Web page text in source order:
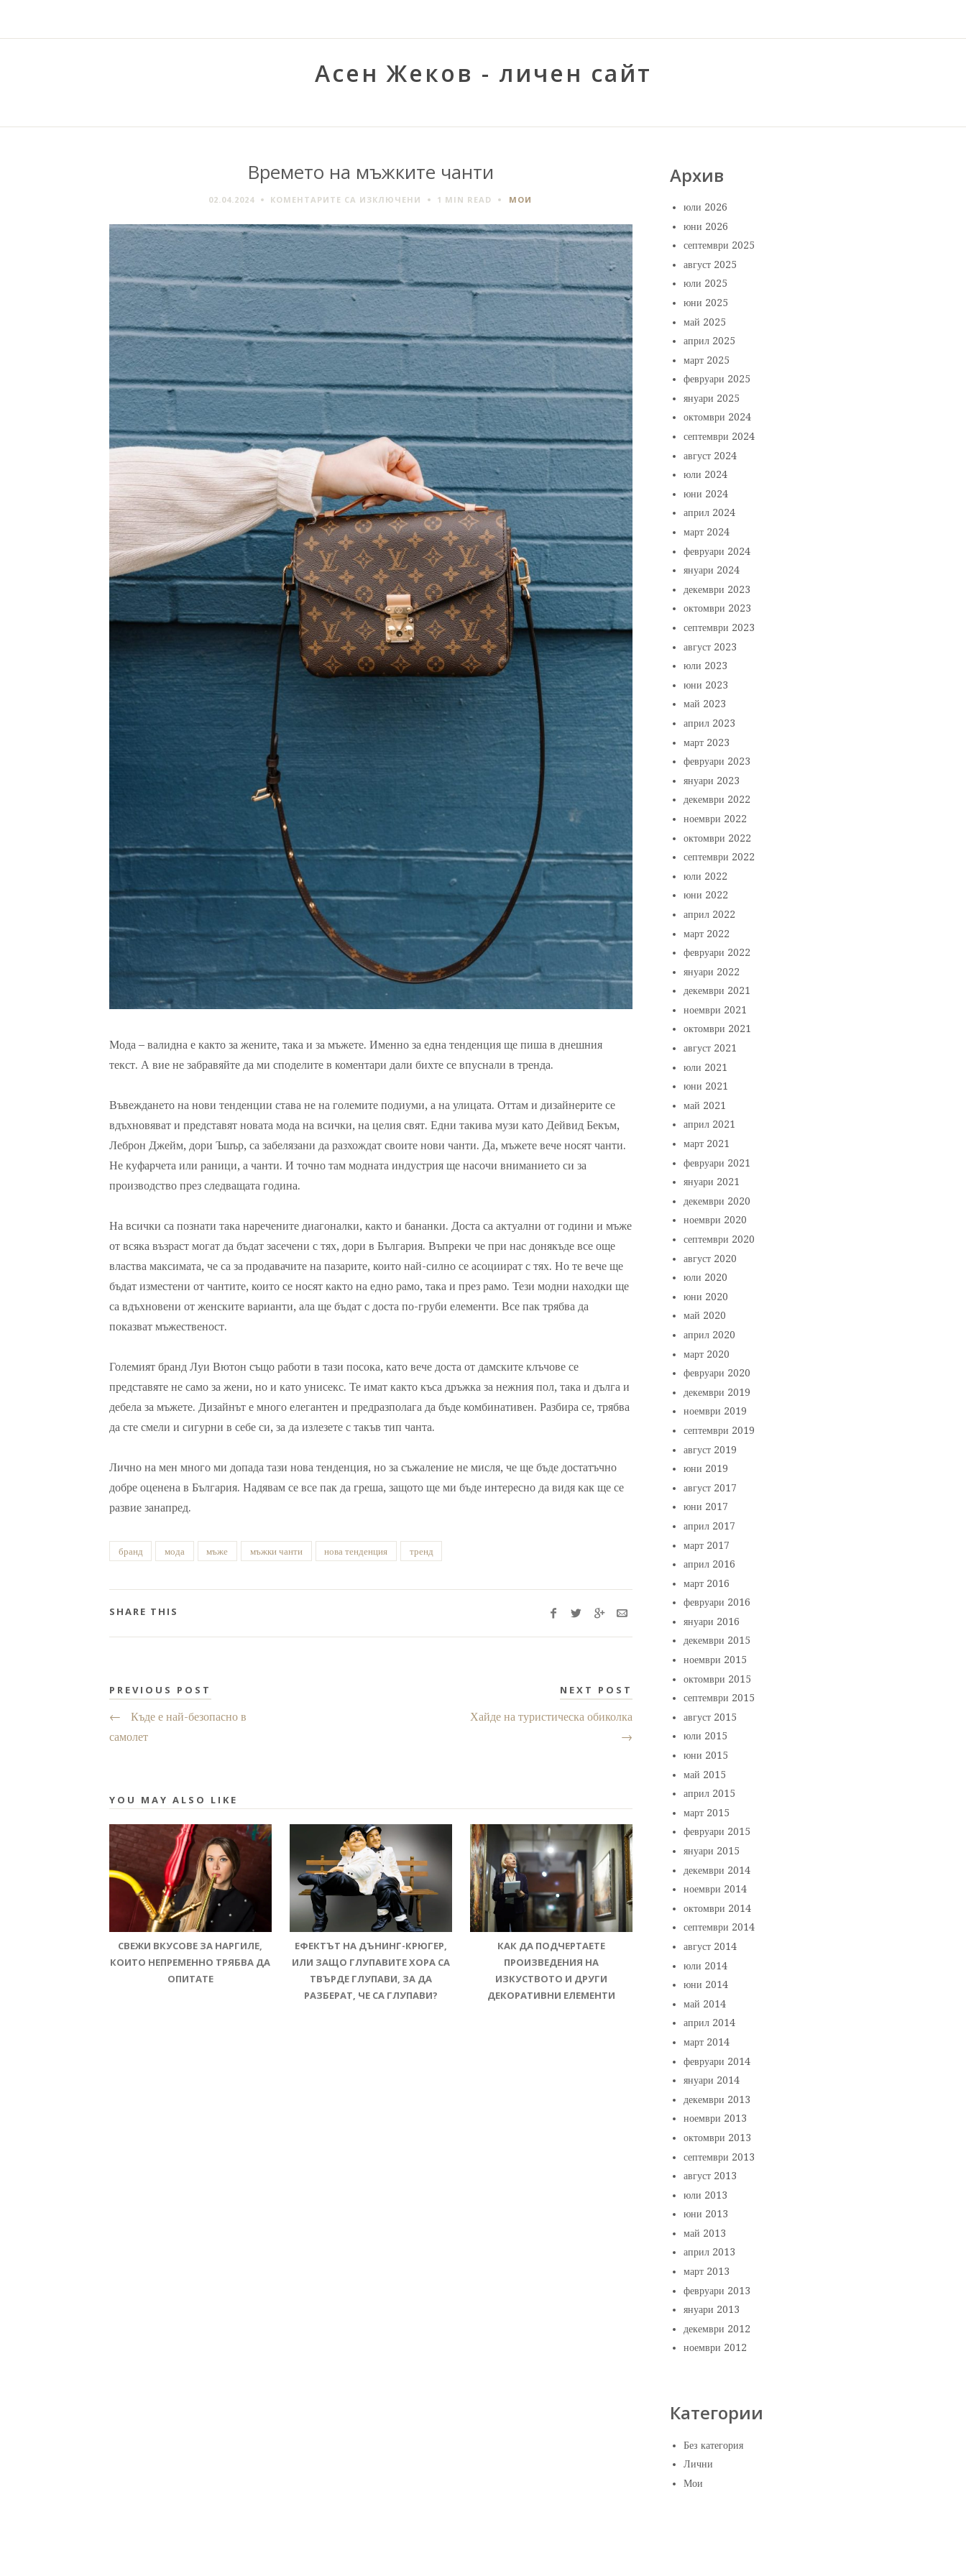
Асен Жеков - личен сайт
Времето на мъжките чанти
02.04.2024 КОМЕНТАРИТЕ СА ИЗКЛЮЧЕНИ ЗА
НА
МЪЖКИТЕ
ЧАНТИ
1 MIN READ МОИ
Мода – валидна е както за жените, така и за мъжете. Именно за една тенденция ще пиша в днешния
текст. А вие не забравяйте да ми споделите в коментари дали бихте се впуснали в тренда.
Въвеждането на нови тенденции става не на големите подиуми, а на улицата. Оттам и дизайнерите се
вдъхновяват и представят новата мода на всички, на целия свят. Едни такива музи като Дейвид Бекъм,
Леброн Джейм, дори Ъшър, са забелязани да разхождат своите нови чанти. Да, мъжете вече носят чанти.
Не куфарчета или раници, а чанти. И точно там модната индустрия ще насочи вниманието си за
производство през следващата година.
На всички са познати така наречените диагоналки, както и бананки. Доста са актуални от години и мъже
от всяка възраст могат да бъдат засечени с тях, дори в България. Въпреки че при нас донякъде все още
властва максимата, че са за продавачите на пазарите, които най-силно се асоциират с тях. Но те вече ще
бъдат изместени от чантите, които се носят както на едно рамо, така и през рамо. Тези модни находки ще
са вдъхновени от женските варианти, ала ще бъдат с доста по-груби елементи. Все пак трябва да
показват мъжественост.
Големият бранд Луи Вютон също работи в тази посока, като вече доста от дамските клъчове се
представяте не само за жени, но и като унисекс. Те имат както къса дръжка за нежния пол, така и дълга и
дебела за мъжете. Дизайнът е много елегантен и предразполага да бъде комбинативен. Разбира се, трябва
да сте смели и сигурни в себе си, за да излезете с такъв тип чанта.
Лично на мен много ми допада тази нова тенденция, но за съжаление не мисля, че ще бъде достатъчно
добре оценена в България. Надявам се все пак да греша, защото ще ми бъде интересно да видя как ще се
развие занапред.
бранд мода мъже мъжки чанти нова тенденция тренд
SHARE THIS
PREVIOUS POST
←
Къде е най-безопасно в
самолет
NEXT POST
Хайде на туристическа обиколка
→
YOU MAY ALSO LIKE
СВЕЖИ ВКУСОВЕ ЗА НАРГИЛЕ,
КОИТО НЕПРЕМЕННО ТРЯБВА ДА
ОПИТАТЕ
ЕФЕКТЪТ НА ДЪНИНГ-КРЮГЕР,
ИЛИ ЗАЩО ГЛУПАВИТЕ ХОРА СА
ТВЪРДЕ ГЛУПАВИ, ЗА ДА
РАЗБЕРАТ, ЧЕ СА ГЛУПАВИ?
КАК ДА ПОДЧЕРТАЕТЕ
ПРОИЗВЕДЕНИЯ НА
ИЗКУСТВОТО И ДРУГИ
ДЕКОРАТИВНИ ЕЛЕМЕНТИ
Архив
юли 2026
юни 2026
септември 2025
август 2025
юли 2025
юни 2025
май 2025
април 2025
март 2025
февруари 2025
януари 2025
октомври 2024
септември 2024
август 2024
юли 2024
юни 2024
април 2024
март 2024
февруари 2024
януари 2024
декември 2023
октомври 2023
септември 2023
август 2023
юли 2023
юни 2023
май 2023
април 2023
март 2023
февруари 2023
януари 2023
декември 2022
ноември 2022
октомври 2022
септември 2022
юли 2022
юни 2022
април 2022
март 2022
февруари 2022
януари 2022
декември 2021
ноември 2021
октомври 2021
август 2021
юли 2021
юни 2021
май 2021
април 2021
март 2021
февруари 2021
януари 2021
декември 2020
ноември 2020
септември 2020
август 2020
юли 2020
юни 2020
май 2020
април 2020
март 2020
февруари 2020
декември 2019
ноември 2019
септември 2019
август 2019
юни 2019
август 2017
юни 2017
април 2017
март 2017
април 2016
март 2016
февруари 2016
януари 2016
декември 2015
ноември 2015
октомври 2015
септември 2015
август 2015
юли 2015
юни 2015
май 2015
април 2015
март 2015
февруари 2015
януари 2015
декември 2014
ноември 2014
октомври 2014
септември 2014
август 2014
юли 2014
юни 2014
май 2014
април 2014
март 2014
февруари 2014
януари 2014
декември 2013
ноември 2013
октомври 2013
септември 2013
август 2013
юли 2013
юни 2013
май 2013
април 2013
март 2013
февруари 2013
януари 2013
декември 2012
ноември 2012
Категории
Без категория
Лични
Мои